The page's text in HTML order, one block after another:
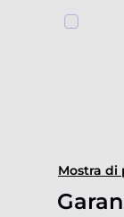
Mostra di